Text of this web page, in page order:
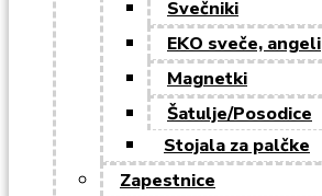
Svečniki
EKO sveče, angeli
Magnetki
Šatulje/Posodice
Stojala za palčke
Zapestnice